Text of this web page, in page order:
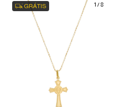
1 / 8
GRÁTIS